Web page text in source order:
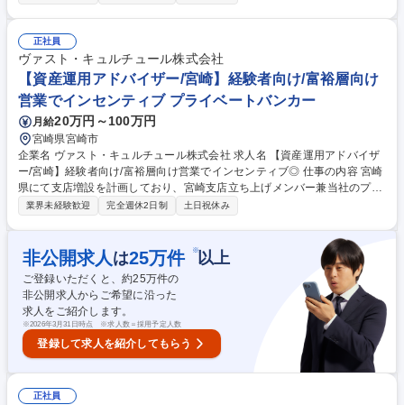
働し、各プロジェクトの成功を牽引します 募集職種 東京【資産運用アド
バイザー/プライベートクライアントチーム】インセン◎
正社員
ヴァスト・キュルチュール株式会社
【資産運用アドバイザー/宮崎】経験者向け/富裕層向け
営業でインセンティブ プライベートバンカー
月給20万円～100万円
宮崎県宮崎市
企業名 ヴァスト・キュルチュール株式会社 求人名 【資産運用アドバイザ
ー/宮崎】経験者向け/富裕層向け営業でインセンティブ◎ 仕事の内容 宮崎
県にて支店増設を計画しており、宮崎支店立ち上げメンバー兼当社のプラ
イベートバンカー（IFA）として以下の業務をお任せしたいと考えていま
育等の総合的なアドバイスを行います ・次世代、またその先を見据え、お
客様ファミリーと社会がより豊かになるよう、専門家と協働し、各プロジ
ェクトの成功を牽引します ・ビジョン・ミッションへの共感と実績を踏ま
え、チームを束ねるマネージャー職に就任して頂くことも想定しています
募集職種 【資産運用アドバイザー/宮崎】経験者向け/富裕層向け営業でイ
ンセンティブ◎
業界未経験歓迎 完全週休2日制 土日祝休み
非公開求人 は25万件 ※以上
ご登録いただくと、約25万件の
非公開求人からご希望に沿った
求人をご紹介します。
※2026年3月31日時点 ※求人数＝採用予定人数
登録して求人を紹介してもらう
正社員